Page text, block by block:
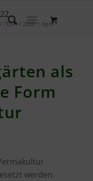
/ TEST / 2022 / April
als
Form
werden.